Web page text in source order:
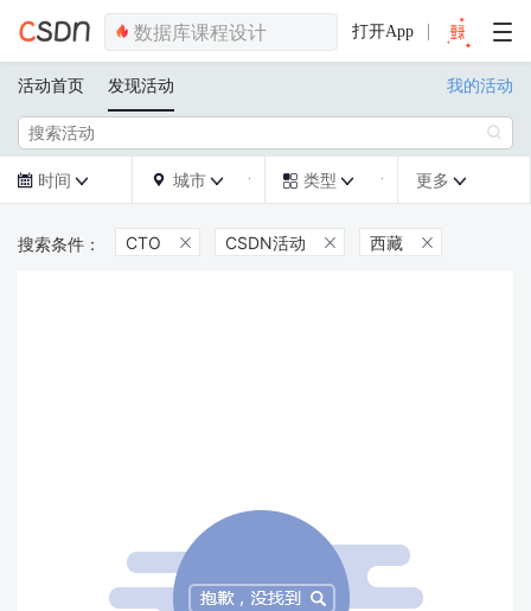
打开App
活动首页 发现活动 我的活动

 时间   城市   类型  更多 
CTO  CSDN活动  西藏 